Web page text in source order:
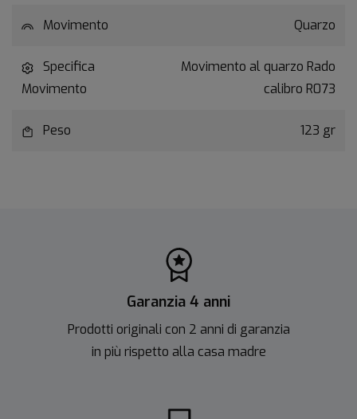
Movimento Quarzo
Specifica
Movimento
Movimento al quarzo Rado
calibro R073
Peso 123 gr
Garanzia 4 anni
Prodotti originali con 2 anni di garanzia
in più rispetto alla casa madre